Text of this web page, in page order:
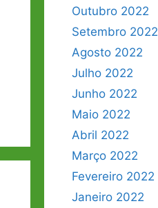
Outubro 2022
Setembro 2022
Agosto 2022
Julho 2022
Junho 2022
Maio 2022
Abril 2022
Março 2022
Fevereiro 2022
Janeiro 2022